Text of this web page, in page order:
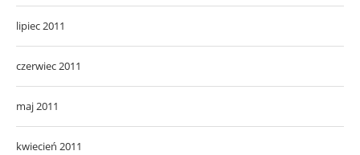
lipiec 2011
czerwiec 2011
maj 2011
kwiecień 2011